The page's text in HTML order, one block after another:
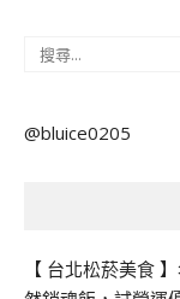
搜
鍵
@bluice0205
【 台北松菸美食